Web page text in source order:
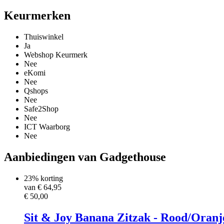
Keurmerken
Thuiswinkel
Ja
Webshop Keurmerk
Nee
eKomi
Nee
Qshops
Nee
Safe2Shop
Nee
ICT Waarborg
Nee
Aanbiedingen van Gadgethouse
23% korting
van € 64,95
€ 50,00
Sit & Joy Banana Zitzak - Rood/